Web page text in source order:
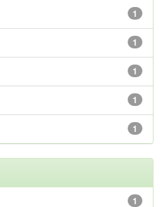
1
1
1
1
1
1